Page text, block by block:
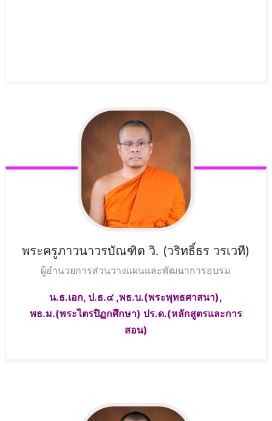
พระครูภาวนาวรบัณฑิต วิ. (วริทธิ์ธร วรเวที)
ผู้อำนวยการส่วนวางแผนและพัฒนาการอบรม
น.ธ.เอก, ป.ธ.๔ ,พธ.บ.(พระพุทธศาสนา),
พธ.ม.(พระไตรปิฏกศึกษา) ปร.ด.(หลักสูตรและการ
สอน)